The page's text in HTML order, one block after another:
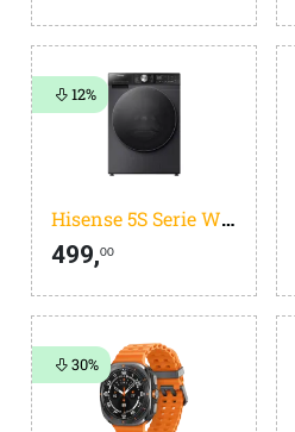
Hisense 5S Serie WF5S1045BB - Wasmachine met Energielabel A - 10,5kg - Auto dosing - 72dB (A) - Steam Wash -1400 toeren - Power Wash 49' - Connectlife
499,00
12%
30%